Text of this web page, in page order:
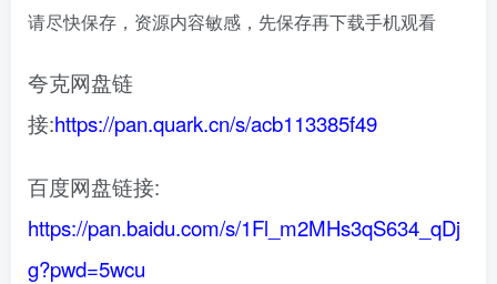
请尽快保存，资源内容敏感，先保存再下载手机观看
夸克网盘链
接:https://pan.quark.cn/s/acb113385f49
百度网盘链接:
https://pan.baidu.com/s/1Fl_m2MHs3qS634_qDj
g?pwd=5wcu